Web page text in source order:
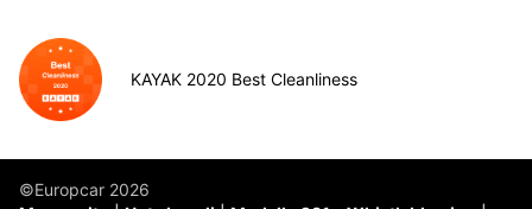
KAYAK 2020 Best Cleanliness
©Europcar 2026